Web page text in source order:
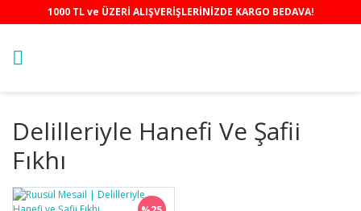
1000 TL ve ÜZERİ ALIŞVERİŞLERİNİZDE KARGO BEDAVA!
Delilleriyle Hanefi Ve Şafii
Fıkhı